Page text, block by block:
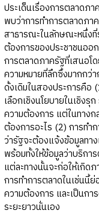
ประเด็นเรื่องการตลาดภา
พบว่าการทำการตลาดภา
สาธารณะในลักษณะหนึ่งที่
ต้องการของประชาชนออ
การตลาดภาครัฐที่เสนอ
ความหมายที่ลึกซื้งมากกว่
ดั้งเดิมในสองประการคือ
เลือกเชิงนโยบายในเชิงรุ
ความต้องการ แต่ในทาง
ต้องการอะไร (2) การท
ว่ารัฐจะต้องแจ้งข้อมูลทา
พร้อมทั้งให้ข้อมูลว่าบริกา
แต่ละทางนั้นจะก่อให้เกิด
การทำการตลาดในเช่นนี้
ความต้องการ และเป็นกา
ระยะยาวนั่นเอง